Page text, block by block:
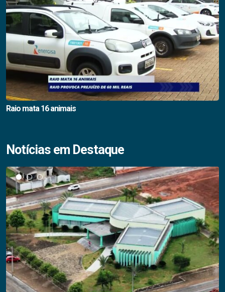
Raio mata 16 animais
Notícias em Destaque